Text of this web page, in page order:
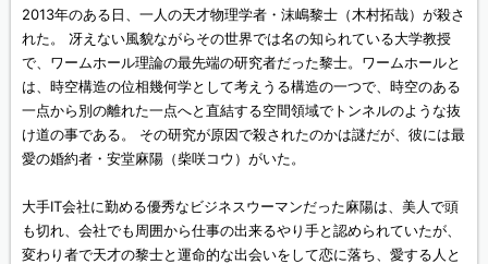
2013年のある日、一人の天才物理学者・沫嶋黎士（木村拓哉）が殺さ
れた。 冴えない風貌ながらその世界では名の知られている大学教授
で、ワームホール理論の最先端の研究者だった黎士。ワームホールと
は、時空構造の位相幾何学として考えうる構造の一つで、時空のある
一点から別の離れた一点へと直結する空間領域でトンネルのような抜
け道の事である。 その研究が原因で殺されたのかは謎だが、彼には最
愛の婚約者・安堂麻陽（柴咲コウ）がいた。
大手IT会社に勤める優秀なビジネスウーマンだった麻陽は、美人で頭
も切れ、会社でも周囲から仕事の出来るやり手と認められていたが、
変わり者で天才の黎士と運命的な出会いをして恋に落ち、愛する人と